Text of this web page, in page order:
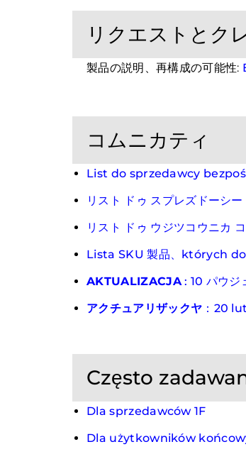
リクエストとク
製品の説明、再構成の可能性:
コムニカティ
List do sprzedawcy
リスト ドゥ スプレズドーシ
リスト ドゥ ウジツコウニカ
Lista SKU 製品、których
AKTUALIZACJA: 10 パウジ
アクチュアリザックヤ ：20
Często
Dla sprzedawców 1F
Dla użytkowników